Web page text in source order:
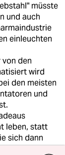
müsste
und auch
einleuchten
von den
wird
den meisten
und
leben, statt
sich dann